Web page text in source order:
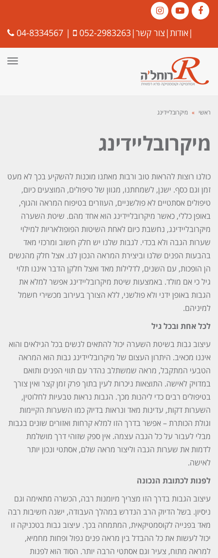
Facebook
YouTube
Instagram |אודות| צור קשר|
052-2983263
|
04-8334567
ראשי » מיקרובליידינג
מיקרובליידינג
כולנו רוצות להראות טוב ורבות מאתנו מוכנות להשקיע בכך לא מעט
זמן וגם כסף. ישנן, לשמחתנו, מגוון של טיפולים, המוצעים כיום,
טיפולים אסתטיים לא פולשניים, העוזרים בטיפוח המראה והגוף,
באופן כללי, כאשר מיקרובליידינג הוא אחד מהם. שיטת השערה
מיקרובליידינג, נחשבת כיום לאחת השיטות הפופולאריות למילוי
שערות הגבה ולא בכדי. לגבות שלנו יש חלק חשוב ומרכזי מאד
בהבעות הפנים שלנו וביצירת המראה הנכון לנו. אצל חלק מהנשים
הן הופכות, עם השנים, לדלילות מאד ואצל חלקן הדבר איננו תלוי
גיל כי אם מולד. באמצעות שיטת מיקרובליידינג אפשר למלא את
הגבות באופן ידני ולא פולשני, ללא הצורך בעירוב מכשירי חשמל
למיניהם.
לכל אחת ובכל גיל
עיצוב גבות בשיטת השערה יכול להתאים לנשים בכל הגילאים והוא
איננו מכאיב. היתרון העצום של מיקרובליידינג גבות הוא המראה
הטבעי המתקבל, מראה שמשתלב נהדר עם תווי הפנים ותואם
במדויק לאישה. התוצאות ניכרות לעין בתוך פרק זמן קצר ואין צורך
בטיפולים רבים כדי ליהנות מכך. הגבות נראות טבעיות לחלוטין,
השערות דקות, עדינות מאד ונראות בדיוק כמו השערות הקיימות
וגולת הכותרת – אפשר בדרך הזו למלא קרחות ואזורים שונים בגבות
מבלי לעבור על כל הגבה עצמה. אין ספק שזוהי דרך מושלמת
לדמות את שערות הגבה וליצור מראה שלם, אסתטי ונכון יותר
לאישה.
לפנות לכתובת הנכונה
עיצוב הגבות בדרך הזו מצריך מיומנות רבה, הכשרה מתאימה וגם
ניסיון. בשל הדיוק הרב הנדרש במהלך העבודה, ישנה חשיבות רבה
מאד בפנייה לקוסמטיקאית, המתמחה בכך. עיצוב גבות בטכניקה זו
יכול לעשות את כל ההבדל בין מראה פנים נפול ופחות מחמיא,
למראה מתוח, צעיר וגם אסתטי הרבה יותר. הסוד הוא לפנות